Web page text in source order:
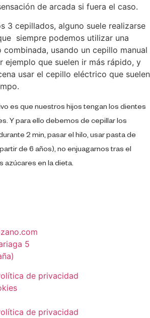
de arcada si fuera el caso.
3 cepillados, alguno suele realizarse
siempre podemos utilizar una
usando un cepillo manual
ejemplo que suelen ir más rápido, y
usar el cepillo eléctrico que suelen
es que nuestros hijos tengan los dientes
Y para ello debemos de cepillar los
2 min, pasar el hilo, usar pasta de
de 6 años), no enjuagarnos tras el
azúcares en la dieta.
5
de privacidad
de privacidad